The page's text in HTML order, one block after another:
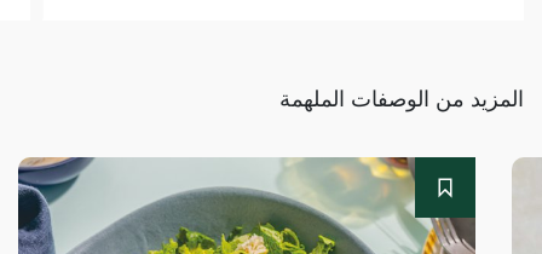
المزيد من الوصفات الملهمة